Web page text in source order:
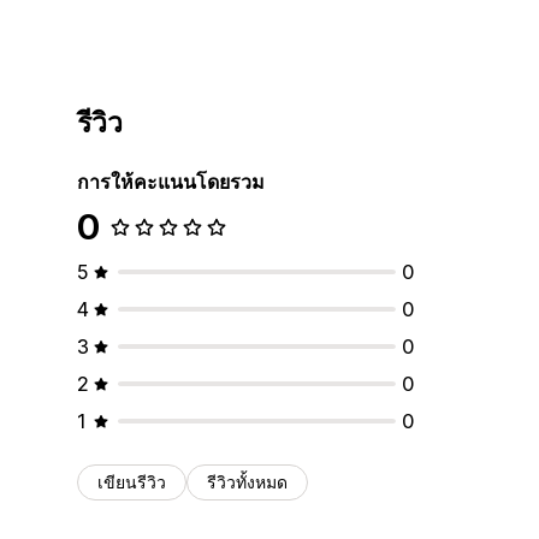
รีวิว
การให้คะแนนโดยรวม
0
5
0
4
0
3
0
2
0
1
0
เขียนรีวิว รีวิวทั้งหมด